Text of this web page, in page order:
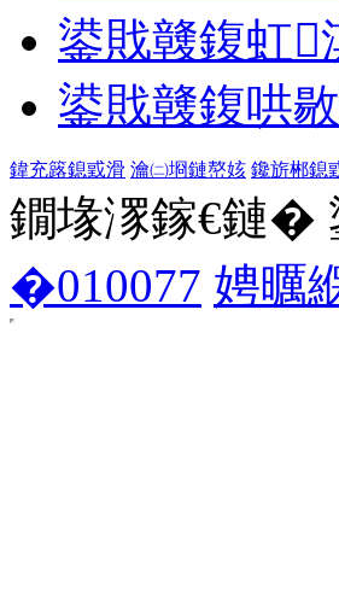
鍙戝竷鍑虹
鍙戝竷鍑哄
鍏充簬鎴戜滑 瀹㈡埛鏈嶅姟 鑱旂郴鎴
鐗堟潈鎵€鏈�
�010077 娉曞